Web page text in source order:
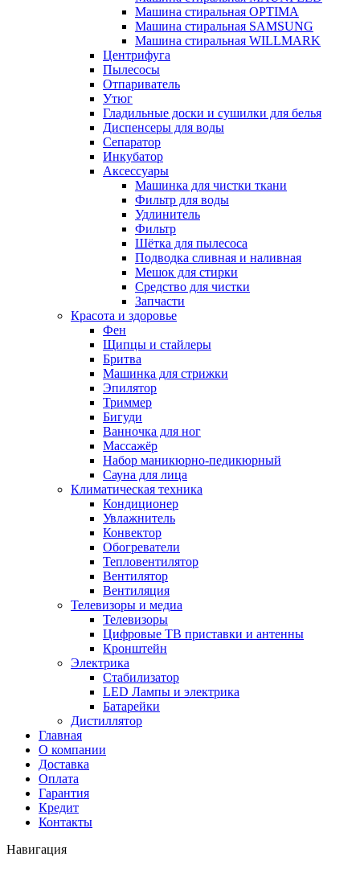
Машина стиральная OPTIMA
Машина стиральная SAMSUNG
Машина стиральная WILLMARK
Центрифуга
Пылесосы
Отпариватель
Утюг
Гладильные доски и сушилки для белья
Диспенсеры для воды
Сепаратор
Инкубатор
Аксессуары
Машинка для чистки ткани
Фильтр для воды
Удлинитель
Фильтр
Шётка для пылесоса
Подводка сливная и наливная
Мешок для стирки
Средство для чистки
Запчасти
Красота и здоровье
Фен
Щипцы и стайлеры
Бритва
Машинка для стрижки
Эпилятор
Триммер
Бигуди
Ванночка для ног
Массажёр
Набор маникюрно-педикюрный
Сауна для лица
Климатическая техника
Кондиционер
Увлажнитель
Конвектор
Обогреватели
Тепловентилятор
Вентилятор
Вентиляция
Телевизоры и медиа
Телевизоры
Цифровые ТВ приставки и антенны
Кронштейн
Электрика
Стабилизатор
LED Лампы и электрика
Батарейки
Дистиллятор
Главная
О компании
Доставка
Оплата
Гарантия
Кредит
Контакты
Навигация